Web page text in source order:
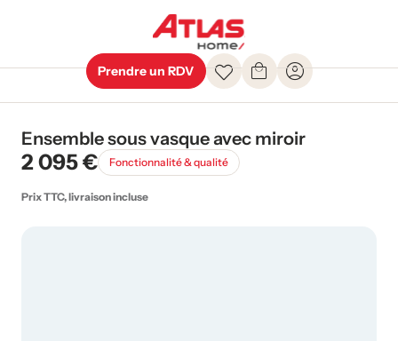
Prendre un RDV
Ensemble sous vasque avec miroir
2 095 € Fonctionnalité & qualité
Prix TTC, livraison incluse